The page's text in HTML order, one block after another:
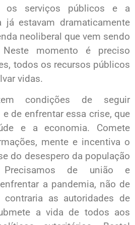
os serviços públicos e a
já estavam dramaticamente
neoliberal que vem sendo
momento é preciso
todos os recursos públicos
vidas.
condições de seguir
de enfrentar essa crise, que
e a economia. Comete
mente e incentiva o
do desespero da população
Precisamos de união e
a pandemia, não de
as autoridades de
a vida de todos aos